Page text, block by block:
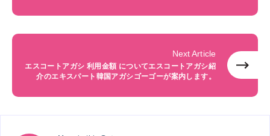
Next Article
エスコートアガシ 利用金額 についてエスコートアガシ紹
介のエキスパート韓国アガシゴーゴーが案内します。